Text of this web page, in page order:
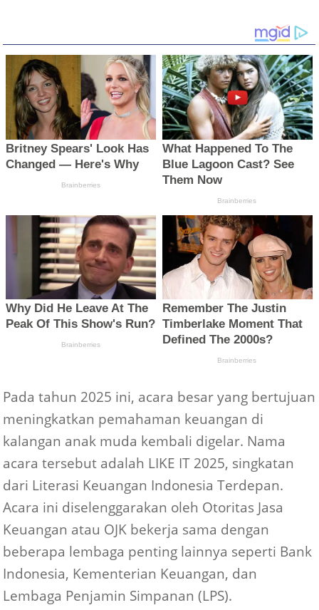
Pada tahun 2025 ini, acara besar yang bertujuan
meningkatkan pemahaman keuangan di
kalangan anak muda kembali digelar. Nama
acara tersebut adalah LIKE IT 2025, singkatan
dari Literasi Keuangan Indonesia Terdepan.
Acara ini diselenggarakan oleh Otoritas Jasa
Keuangan atau OJK bekerja sama dengan
beberapa lembaga penting lainnya seperti Bank
Indonesia, Kementerian Keuangan, dan
Lembaga Penjamin Simpanan (LPS).